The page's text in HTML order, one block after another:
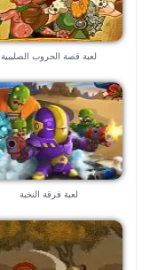
لعبة قصة الحروب الصليبية
لعبة فرقة النخبة